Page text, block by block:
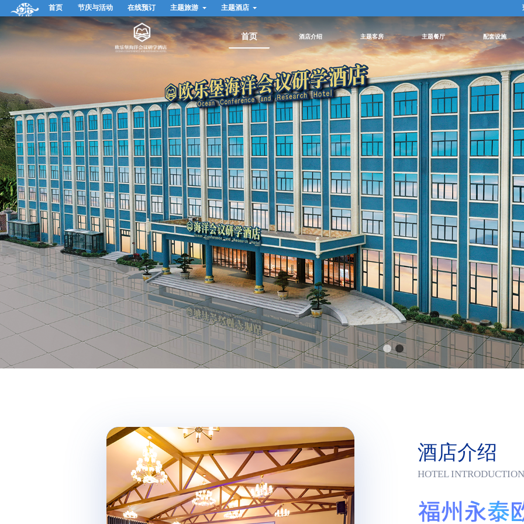
首页 节庆与活动 在线预订 主题旅游 主题酒店
首页 酒店介绍 主题客房 主题餐厅 配套设施
酒店介绍
HOTEL